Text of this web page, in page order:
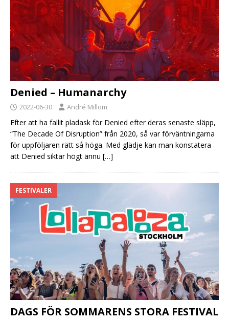
Denied – Humanarchy
2022-06-30 André Millom
Efter att ha fallit pladask för Denied efter deras senaste släpp,
“The Decade Of Disruption” från 2020, så var förväntningarna
för uppföljaren rätt så höga. Med glädje kan man konstatera
att Denied siktar högt ännu […]
FESTIVALER
DAGS FÖR SOMMARENS STORA FESTIVAL